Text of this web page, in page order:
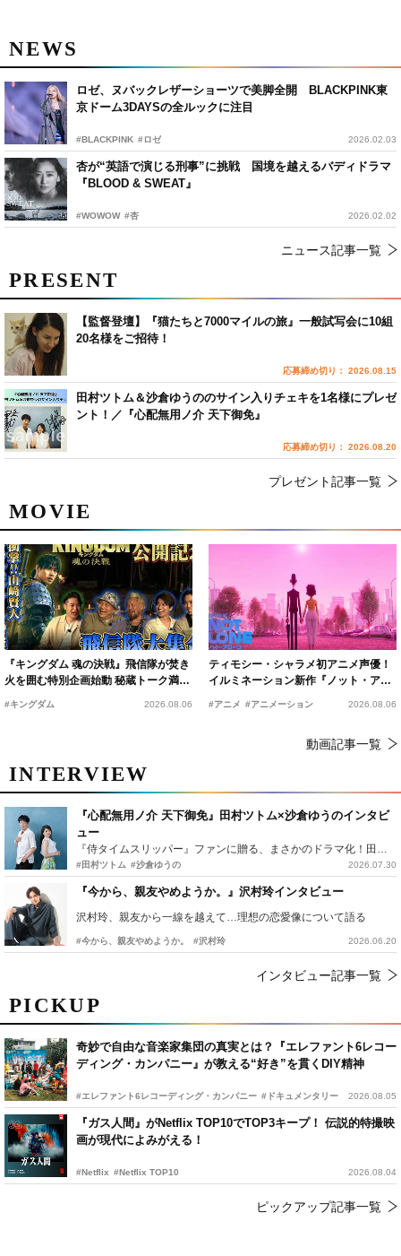
NEWS
ロゼ、ヌバックレザーショーツで美脚全開 BLACKPINK東
京ドーム3DAYSの全ルックに注目
#BLACKPINK #ロゼ 2026.02.03
杏が“英語で演じる刑事”に挑戦 国境を越えるバディドラマ
『BLOOD & SWEAT』
#WOWOW #杏 2026.02.02
ニュース記事一覧
PICKUP
奇妙で自由な音楽家集団の真実とは？『エレファント6レコー
ディング・カンパニー』が教える“好き”を貫くDIY精神
#エレファント6レコーディング・カンパニー #ドキュメンタリー 2026.08.05
『ガス人間』がNetflix TOP10でTOP3キープ！ 伝説的特撮映
画が現代によみがえる！
#Netflix #Netflix TOP10 2026.08.04
ピックアップ記事一覧
MOVIE
『キングダム 魂の決戦』飛信隊が焚き
火を囲む特別企画始動 秘蔵トーク満載
の“キングダムキャンプ”開催
#キングダム 2026.08.06
ティモシー・シャラメ初アニメ声優！
イルミネーション新作『ノット・アロ
#アニメ #アニメーション 2026.08.06
動画記事一覧
INTERVIEW
『心配無用ノ介 天下御免』田村ツトム×沙倉ゆうのインタビ
ュー
『侍タイムスリッパー』ファンに贈る、まさかのドラマ化！田村ツトム×沙倉ゆうのが語る『心配無用ノ介』撮影秘話
#田村ツトム #沙倉ゆうの 2026.07.30
『今から、親友やめようか。』沢村玲インタビュー
沢村玲、親友から一線を越えて…理想の恋愛像について語る
#今から、親友やめようか。 #沢村玲 2026.06.20
インタビュー記事一覧
PRESENT
【監督登壇】『猫たちと7000マイルの旅』一般試写会に10組
20名様をご招待！
応募締め切り： 2026.08.15
田村ツトム＆沙倉ゆうののサイン入りチェキを1名様にプレゼ
ント！／『心配無用ノ介 天下御免』
応募締め切り： 2026.08.20
プレゼント記事一覧